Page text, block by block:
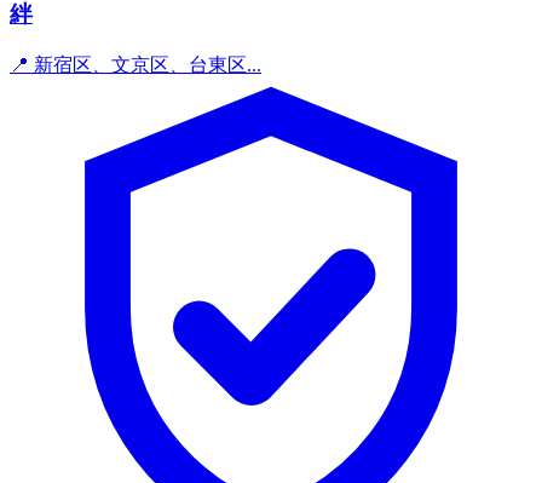
絆
📍 新宿区、文京区、台東区...